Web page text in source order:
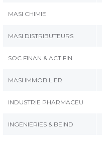
MASI CHIMIE
MASI DISTRIBUTEURS
SOC FINAN & ACT FIN
MASI IMMOBILIER
INDUSTRIE PHARMACEU
INGENIERIES & BEIND